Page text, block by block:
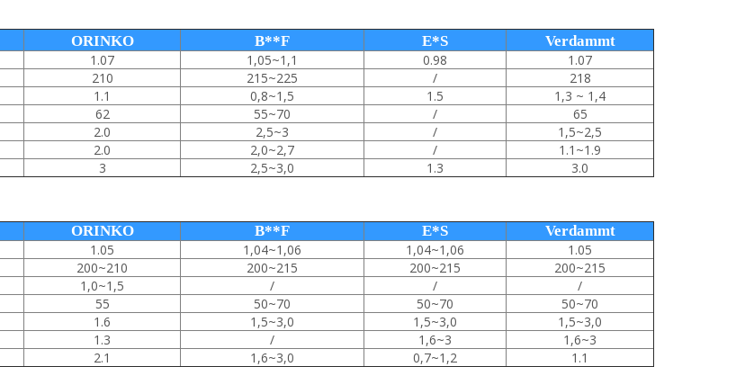
ORINKO B**F E*S Verdammt
1.07 1,05~1,1 0.98
1.07
210 215~225 /
218
1.1 0,8~1,5 1.5
1,3 ~ 1,4
62 55~70 /
65
2.0 2,5~3 /
1,5~2,5
2.0 2,0~2,7 /
1.1~1.9
3 2,5~3,0 1.3 3.0
ORINKO B**F E*S Verdammt
1.05 1,04~1,06 1,04~1,06
1.05
200~210 200~215 200~215
200~215
1,0~1,5 / /
/
55 50~70 50~70
50~70
1.6 1,5~3,0 1,5~3,0
1,5~3,0
1.3 / 1,6~3
1,6~3
2.1 1,6~3,0 0,7~1,2 1.1